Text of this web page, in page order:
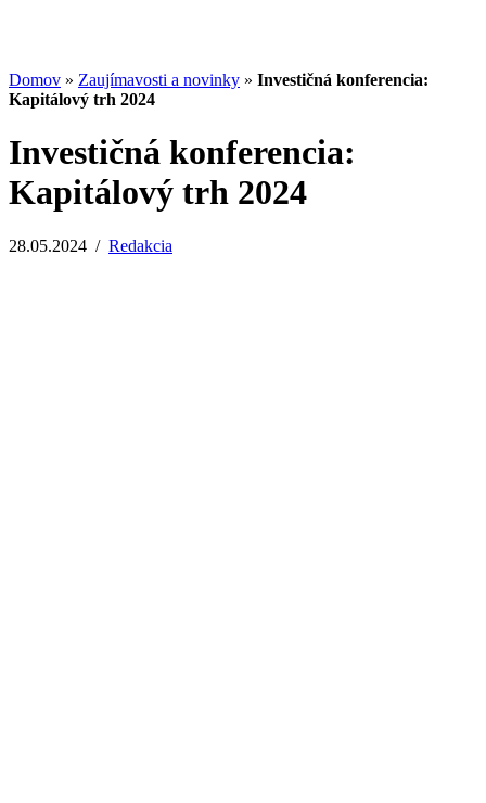
Domov » Zaujímavosti a novinky » Investičná konferencia:
Kapitálový trh 2024
Investičná konferencia:
Kapitálový trh 2024
28.05.2024 / Redakcia